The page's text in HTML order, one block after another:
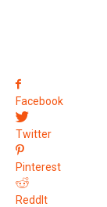
Facebook
Twitter
Pinterest
ReddIt